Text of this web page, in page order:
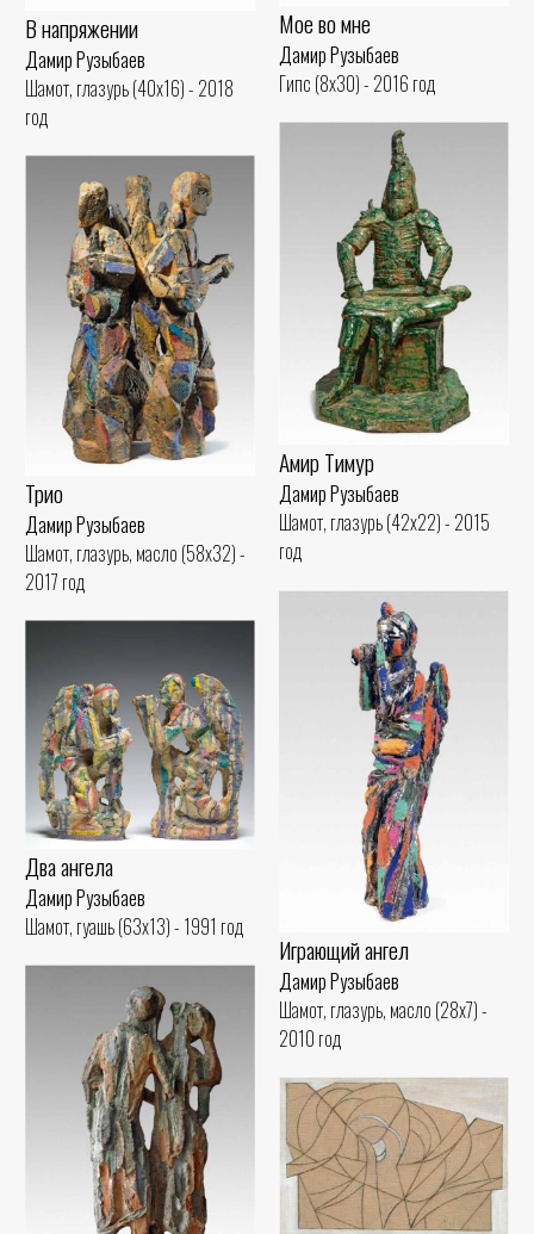
Мое во мне
Дамир Рузыбаев
Гипс (8x30) - 2016 год
В напряжении
Дамир Рузыбаев
Шамот, глазурь (40x16) - 2018
год
Амир Тимур
Дамир Рузыбаев
Шамот, глазурь (42x22) - 2015
год
Трио
Дамир Рузыбаев
Шамот, глазурь, масло (58x32) -
2017 год
Играющий ангел
Дамир Рузыбаев
Шамот, глазурь, масло (28x7) -
2010 год
Два ангела
Дамир Рузыбаев
Шамот, гуашь (63x13) - 1991 год